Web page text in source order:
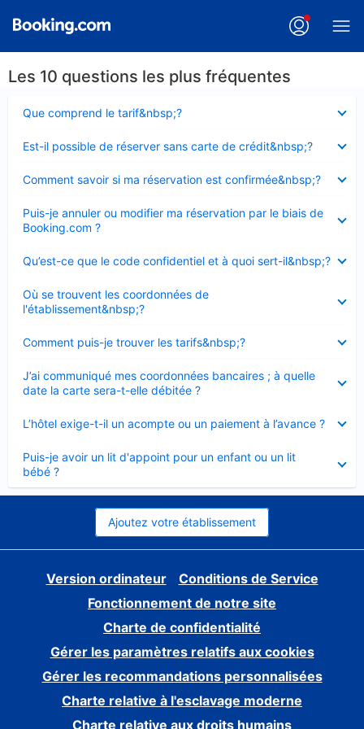
Les 10 questions les plus fréquentes
Que comprend le tarif&nbsp;?
fermé
Est-il possible de réserver sans carte de crédit&nbsp;?
fermé
Comment savoir si ma réservation est confirmée&nbsp;?
fermé
Puis-je annuler ou modifier ma réservation par le biais de
Booking.com ?
fermé
Qu’est-ce que le code confidentiel et à quoi sert-il&nbsp;?
fermé
Où se trouvent les coordonnées de
l'établissement&nbsp;?
fermé
Comment puis-je trouver les tarifs&nbsp;?
fermé
J’ai communiqué mes coordonnées bancaires ; à quelle
date la carte sera-t-elle débitée ?
fermé
L’hôtel exige-t-il un acompte ou un paiement à l’avance ?
fermé
Puis-je avoir un lit d'appoint pour un enfant ou un lit
bébé ?
fermé
Ajoutez votre établissement
Version ordinateur
Conditions de Service
Fonctionnement de notre site
Charte de confidentialité
Gérer les paramètres relatifs aux cookies
Gérer les recommandations personnalisées
Charte relative à l'esclavage moderne
Charte relative aux droits humains